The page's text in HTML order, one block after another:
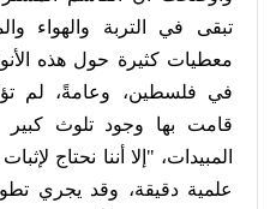
تبقى في التربة والهواء
معطيات كثيرة حول هذه
في فلسطين، وعامةً، لم
قامت بها وجود تلوث كبير
المبيدات، "إلا أننا نحتاج
علمية دقيقة، وقد يجري